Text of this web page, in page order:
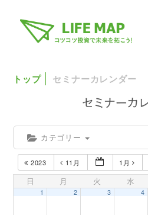
トップ セミナーカレンダー
カテゴリー
2023 11月 1月
日 月 火 水
1 2 3 4